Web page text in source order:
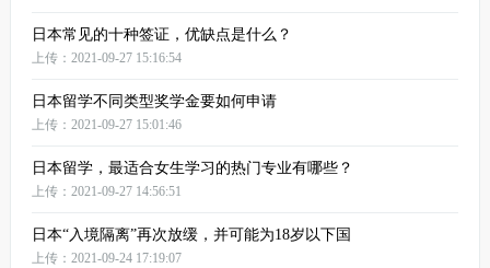
日本常见的十种签证，优缺点是什么？
上传：2021-09-27 15:16:54
日本留学不同类型奖学金要如何申请
上传：2021-09-27 15:01:46
日本留学，最适合女生学习的热门专业有哪些？
上传：2021-09-27 14:56:51
日本“入境隔离”再次放缓，并可能为18岁以下国
上传：2021-09-24 17:19:07